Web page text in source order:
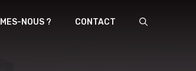
NOUS ? CONTACT